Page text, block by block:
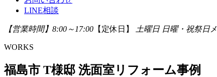
LINE相談
【営業時間】8:00～17:00 【定休日】 土曜日 日曜・祝祭日
WORKS
福島市 T様邸 洗面室リフォーム事例